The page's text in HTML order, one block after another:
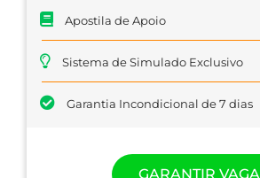
Apostila de Apoio
Sistema de Simulado Exclusivo
Garantia Incondicional de 7 dias
GARANTIR VAGA